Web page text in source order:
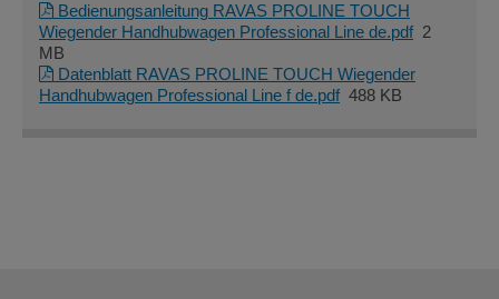
Bedienungsanleitung RAVAS PROLINE TOUCH
Wiegender Handhubwagen Professional Line de.pdf 2
MB
Datenblatt RAVAS PROLINE TOUCH Wiegender
Handhubwagen Professional Line f de.pdf 488 KB